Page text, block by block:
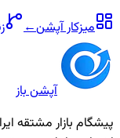
میزکار آپشن←
آپشن باز
پیشگام بازار مشتقه